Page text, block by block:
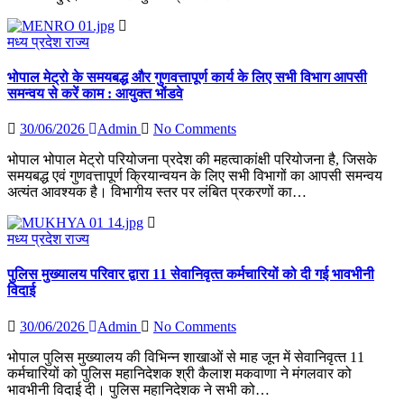
मध्य प्रदेशराज्य
भोपाल मेट्रो के समयबद्ध और गुणवत्तापूर्ण कार्य के लिए सभी विभाग आपसी
समन्वय से करें काम : आयुक्त भोंडवे
30/06/2026 Admin
No Comments
भोपाल भोपाल मेट्रो परियोजना प्रदेश की महत्वाकांक्षी परियोजना है, जिसके
समयबद्ध एवं गुणवत्तापूर्ण क्रियान्वयन के लिए सभी विभागों का आपसी समन्वय
अत्यंत आवश्यक है। विभागीय स्तर पर लंबित प्रकरणों का…
मध्य प्रदेशराज्य
पुलिस मुख्यालय परिवार द्वारा 11 सेवानिवृत्‍त कर्मचारियों को दी गई भावभीनी
विदाई
30/06/2026 Admin
No Comments
भोपाल पुलिस मुख्‍यालय की विभिन्‍न शाखाओं से माह जून में सेवानिवृत्‍त 11
कर्मचारियों को पुलिस महानिदेशक श्री कैलाश मकवाणा ने मंगलवार को
भावभीनी विदाई दी। पुलिस महानिदेशक ने सभी को…